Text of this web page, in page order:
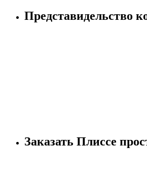
Представидельство
Заказать Плиссе